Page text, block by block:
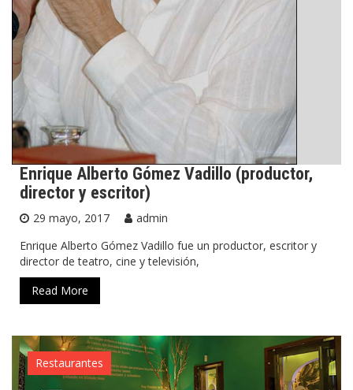
Enrique Alberto Gómez Vadillo (productor,
director y escritor)
29 mayo, 2017
admin
Enrique Alberto Gómez Vadillo fue un productor, escritor y
director de teatro, cine y televisión,
Read More
Restaurantes